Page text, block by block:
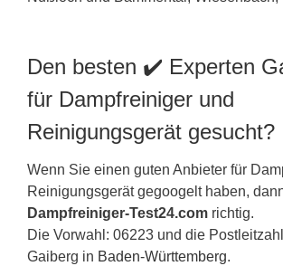
Den besten ✔️ Experten
für Dampfreiniger und
Reinigungsgerät gesucht?
Wenn Sie einen guten Anbieter für
Reinigungsgerät gegoogelt haben,
Dampfreiniger-Test24.com richtig.
Die Vorwahl: 06223 und die
Gaiberg in Baden-Württemberg.